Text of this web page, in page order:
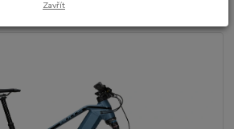
Zavřít